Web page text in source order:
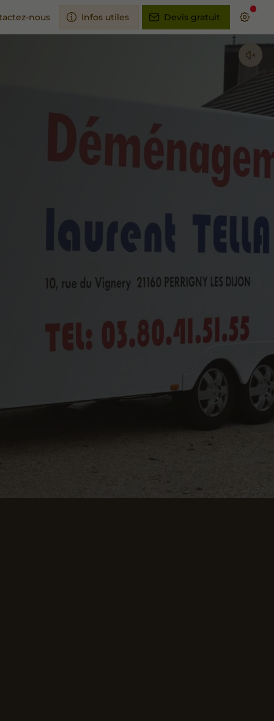
nous Infos utiles Devis gratuit